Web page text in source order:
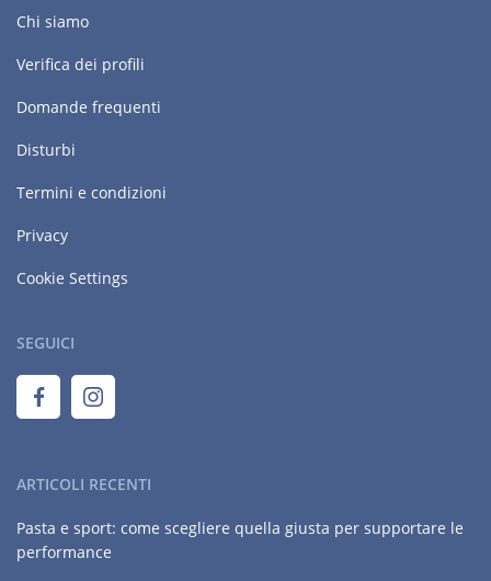
Chi siamo
Verifica dei profili
Domande frequenti
Disturbi
Termini e condizioni
Privacy
Cookie Settings
SEGUICI
ARTICOLI RECENTI
Pasta e sport: come scegliere quella giusta per supportare le
performance